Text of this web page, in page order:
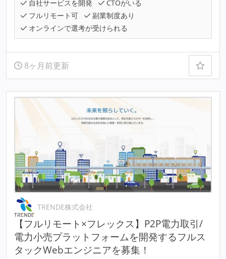
自社サービスを開発
CTOがいる
フルリモート可
副業制度あり
オンラインで選考が受けられる
8ヶ月前更新
TRENDE株式会社
【フルリモート×フレックス】P2P電⼒取引/
電⼒小売プラットフォームを開発するフルス
タックWebエンジニアを募集！